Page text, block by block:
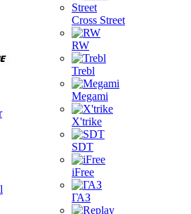
Cross Street
RW
Trebl
Megami
X'trike
SDT
iFree
ГАЗ